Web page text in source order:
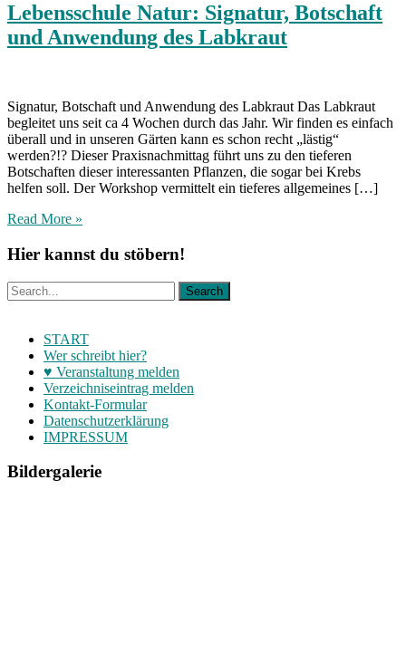
Lebensschule Natur: Signatur, Botschaft
und Anwendung des Labkraut
Signatur, Botschaft und Anwendung des Labkraut Das Labkraut
begleitet uns seit ca 4 Wochen durch das Jahr. Wir finden es einfach
überall und in unseren Gärten kann es schon recht „lästig“
werden?!? Dieser Praxisnachmittag führt uns zu den tieferen
Botschaften dieser interessanten Pflanzen, die sogar bei Krebs
helfen soll. Der Workshop vermittelt ein tieferes allgemeines […]
Read More »
Hier kannst du stöbern!
START
Wer schreibt hier?
♥ Veranstaltung melden
Verzeichniseintrag melden
Kontakt-Formular
Datenschutzerklärung
IMPRESSUM
Bildergalerie